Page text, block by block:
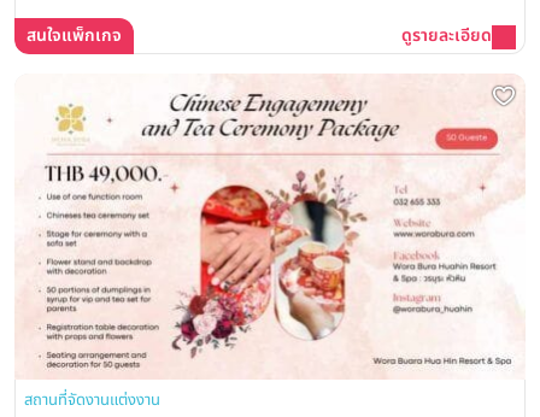
สนใจแพ็กเกจ ดูรายละเอียด
สถานที่จัดงานแต่งงาน